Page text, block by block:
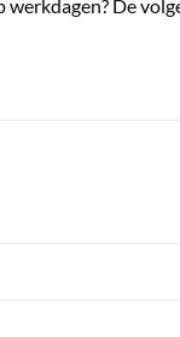
werkdagen? De